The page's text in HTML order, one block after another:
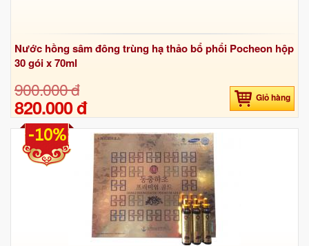
Nước hồng sâm đông trùng hạ thảo bổ phổi Pocheon hộp
30 gói x 70ml
900.000 đ
820.000 đ Giỏ hàng
-10%